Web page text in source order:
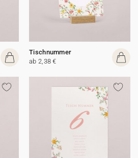
Tischnummer
ab 2,38 €